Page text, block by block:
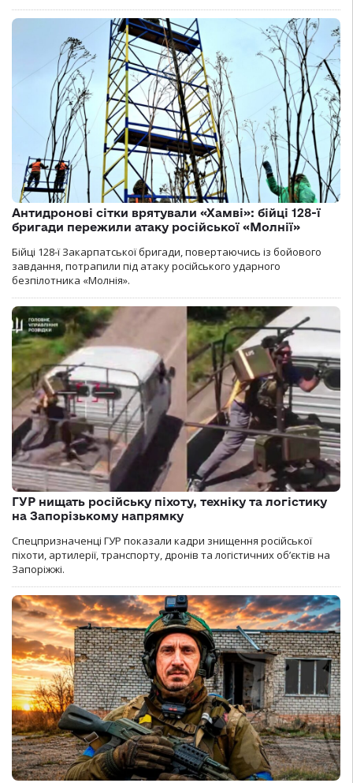
Антидронові сітки врятували «Хамві»: бійці 128-ї
бригади пережили атаку російської «Молнії»
Бійці 128-ї Закарпатської бригади, повертаючись із бойового
завдання, потрапили під атаку російського ударного
безпілотника «Молнія».
ГУР нищать російську піхоту, техніку та логістику
на Запорізькому напрямку
Спецпризначенці ГУР показали кадри знищення російської
піхоти, артилерії, транспорту, дронів та логістичних об’єктів на
Запоріжжі.